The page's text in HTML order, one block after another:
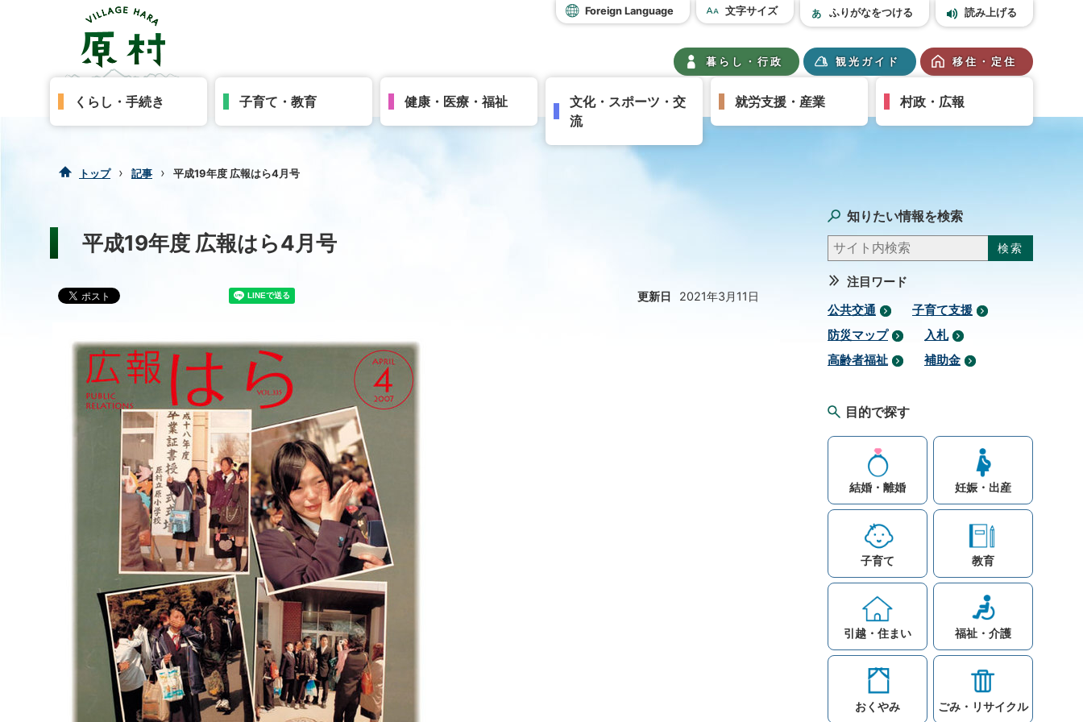
Foreign Language 文字サイズ ふりがなをつける 読み上げる
暮らし・行政 観光ガイド 移住・定住
くらし・手続き 子育て・教育 健康・医療・福祉
文化・スポーツ・交
流
就労支援・産業 村政・広報
トップ › 記事 › 平成19年度 広報はら4月号
平成19年度 広報はら4月号
更新日 2021年3月11日
知りたい情報を検索
注目ワード
公共交通
子育て支援
防災マップ
入札
高齢者福祉
補助金
目的で探す
結婚・離婚 妊娠・出産
子育て 教育
引越・住まい 福祉・介護
おくやみ ごみ・リサイクル